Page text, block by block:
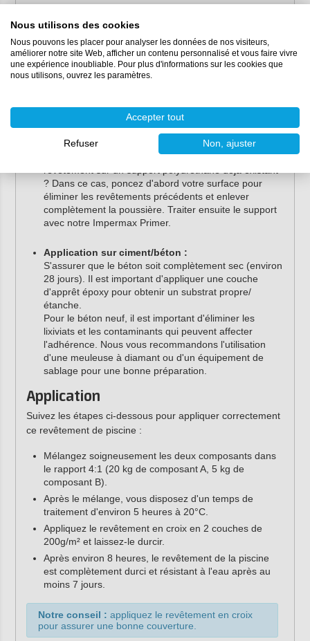
bonne adhérence. Veillez à ce que la surface soit
parfaitement propre et exempte de saletés, de poussières,
de graisses ou d'autres contaminations.
Nous vous recommandons d'appliquer le Paintchlore
2K (pool coating) dans un délai minimum de 2 heures
et maximum de 12 heures après la pulvérisation d'une
nouvelle membrane polyurée. Vous allez appliquer le
? Dans ce cas, poncez d'abord votre surface pour
éliminer les revêtements précédents et enlever
complètement la poussière. Traiter ensuite le support
avec notre Impermax Primer.
Application sur ciment/béton :
S'assurer que le béton soit complètement sec (environ
28 jours). Il est important d'appliquer une couche
d'apprêt époxy pour obtenir un substrat propre/
étanche.
Pour le béton neuf, il est important d'éliminer les
lixiviats et les contaminants qui peuvent affecter
l'adhérence. Nous vous recommandons l'utilisation
d'une meuleuse à diamant ou d'un équipement de
sablage pour une bonne préparation.
Application
Suivez les étapes ci-dessous pour appliquer correctement
ce revêtement de piscine :
Mélangez soigneusement les deux composants dans
le rapport 4:1 (20 kg de composant A, 5 kg de
composant B).
Après le mélange, vous disposez d'un temps de
traitement d'environ 5 heures à 20°C.
Appliquez le revêtement en croix en 2 couches de
200g/m² et laissez-le durcir.
Après environ 8 heures, le revêtement de la piscine
est complètement durci et résistant à l'eau après au
moins 7 jours.
Notre conseil : appliquez le revêtement en croix
pour assurer une bonne couverture.
Nous utilisons des cookies
Nous pouvons les placer pour analyser les données de nos visiteurs,
améliorer notre site Web, afficher un contenu personnalisé et vous faire vivre
une expérience inoubliable. Pour plus d'informations sur les cookies que
nous utilisons, ouvrez les paramètres.
Accepter tout
Refuser Non, ajuster